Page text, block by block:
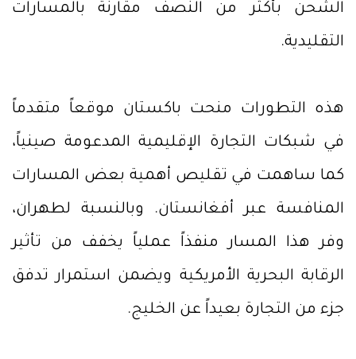
الشحن بأكثر من النصف مقارنة بالمسارات
التقليدية.
هذه التطورات منحت باكستان موقعاً متقدماً
في شبكات التجارة الإقليمية المدعومة صينياً،
كما ساهمت في تقليص أهمية بعض المسارات
المنافسة عبر أفغانستان. وبالنسبة لطهران،
وفر هذا المسار منفذاً عملياً يخفف من تأثير
الرقابة البحرية الأمريكية ويضمن استمرار تدفق
جزء من التجارة بعيداً عن الخليج.